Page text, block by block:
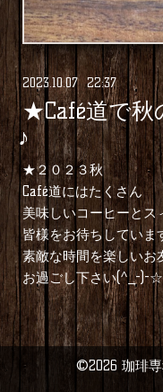
2023.10.07 22:37
★Café道で秋
♪
★２０２３秋
Café道にはたくさん
美味しいコーヒーとス
皆様をお待ちしていま
素敵な時間を楽しいお
お過ごし下さい(^_-)-☆
©2026 珈琲